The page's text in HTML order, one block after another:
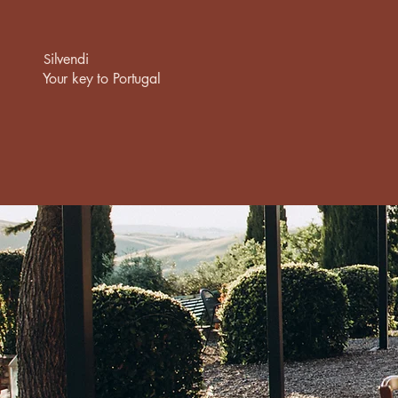
S
Your key to Portugal